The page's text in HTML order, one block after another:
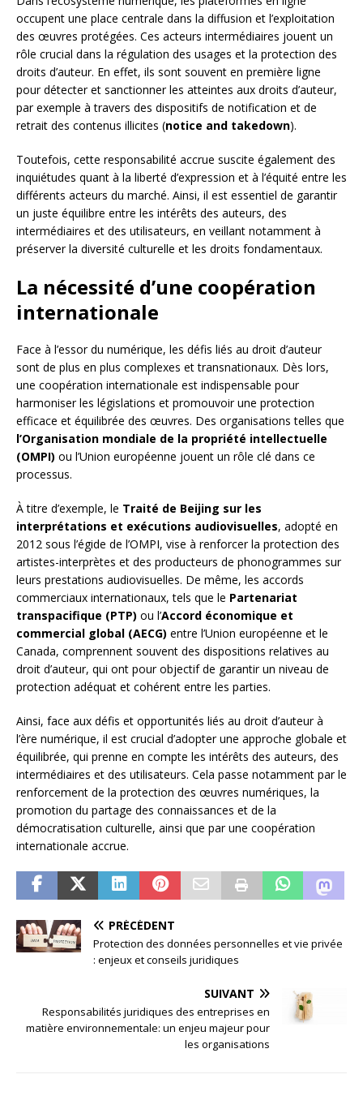
occupent une place centrale dans la diffusion et l’exploitation
des œuvres protégées. Ces acteurs intermédiaires jouent un
rôle crucial dans la régulation des usages et la protection des
droits d’auteur. En effet, ils sont souvent en première ligne
pour détecter et sanctionner les atteintes aux droits d’auteur,
par exemple à travers des dispositifs de notification et de
retrait des contenus illicites (notice and takedown).
Toutefois, cette responsabilité accrue suscite également des
inquiétudes quant à la liberté d’expression et à l’équité entre les
différents acteurs du marché. Ainsi, il est essentiel de garantir
un juste équilibre entre les intérêts des auteurs, des
intermédiaires et des utilisateurs, en veillant notamment à
préserver la diversité culturelle et les droits fondamentaux.
La nécessité d’une coopération
internationale
Face à l’essor du numérique, les défis liés au droit d’auteur
sont de plus en plus complexes et transnationaux. Dès lors,
une coopération internationale est indispensable pour
harmoniser les législations et promouvoir une protection
efficace et équilibrée des œuvres. Des organisations telles que
l’Organisation mondiale de la propriété intellectuelle
(OMPI) ou l’Union européenne jouent un rôle clé dans ce
processus.
À titre d’exemple, le Traité de Beijing sur les
interprétations et exécutions audiovisuelles, adopté en
2012 sous l’égide de l’OMPI, vise à renforcer la protection des
artistes-interprètes et des producteurs de phonogrammes sur
leurs prestations audiovisuelles. De même, les accords
commerciaux internationaux, tels que le Partenariat
transpacifique (PTP) ou l’Accord économique et
commercial global (AECG) entre l’Union européenne et le
Canada, comprennent souvent des dispositions relatives au
droit d’auteur, qui ont pour objectif de garantir un niveau de
protection adéquat et cohérent entre les parties.
Ainsi, face aux défis et opportunités liés au droit d’auteur à
l’ère numérique, il est crucial d’adopter une approche globale et
équilibrée, qui prenne en compte les intérêts des auteurs, des
intermédiaires et des utilisateurs. Cela passe notamment par le
renforcement de la protection des œuvres numériques, la
promotion du partage des connaissances et de la
démocratisation culturelle, ainsi que par une coopération
internationale accrue.
PRÉCÉDENT
Protection des données personnelles et vie privée
: enjeux et conseils juridiques
SUIVANT
Responsabilités juridiques des entreprises en
matière environnementale: un enjeu majeur pour
les organisations